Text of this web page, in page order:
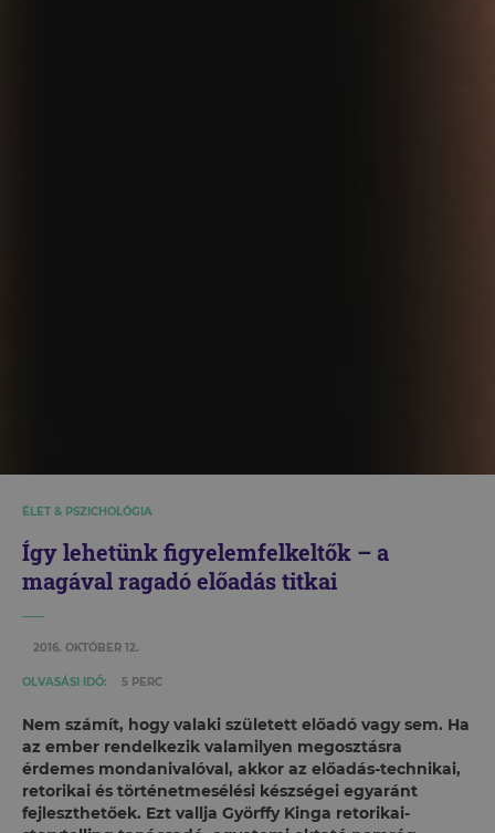
ÉLET & PSZICHOLÓGIA
Így lehetünk figyelemfelkeltők – a
magával ragadó előadás titkai
2016. OKTÓBER 12.
OLVASÁSI IDŐ: 5 PERC
Nem számít, hogy valaki született előadó vagy sem. Ha
az ember rendelkezik valamilyen megosztásra
érdemes mondanivalóval, akkor az előadás-technikai,
retorikai és történetmesélési készségei egyaránt
fejleszthetőek. Ezt vallja Györffy Kinga retorikai-